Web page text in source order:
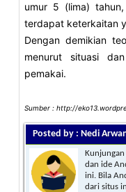
umur 5 (lima)
terdapat keterkaitan
Dengan demikian
menurut situasi
pemakai.
Sumber : http://
Posted by : Nedi
Kunjungan
dan ide
ini. Bila
dari situs